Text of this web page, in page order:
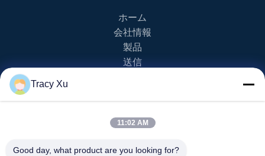
ホーム
会社情報
製品
送信
EVのゴルフ カート
lsvのゴルフ カート
Tracy Xu
11:02 AM
Good day, what product are you looking for?